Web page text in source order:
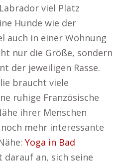
viel Platz
Hunde wie der
auch in einer Wohnung
nur die Größe, sondern
der jeweiligen Rasse.
braucht viele
ruhige Französische
ihrer Menschen
mehr interessante
Yoga in Bad
darauf an, sich seine